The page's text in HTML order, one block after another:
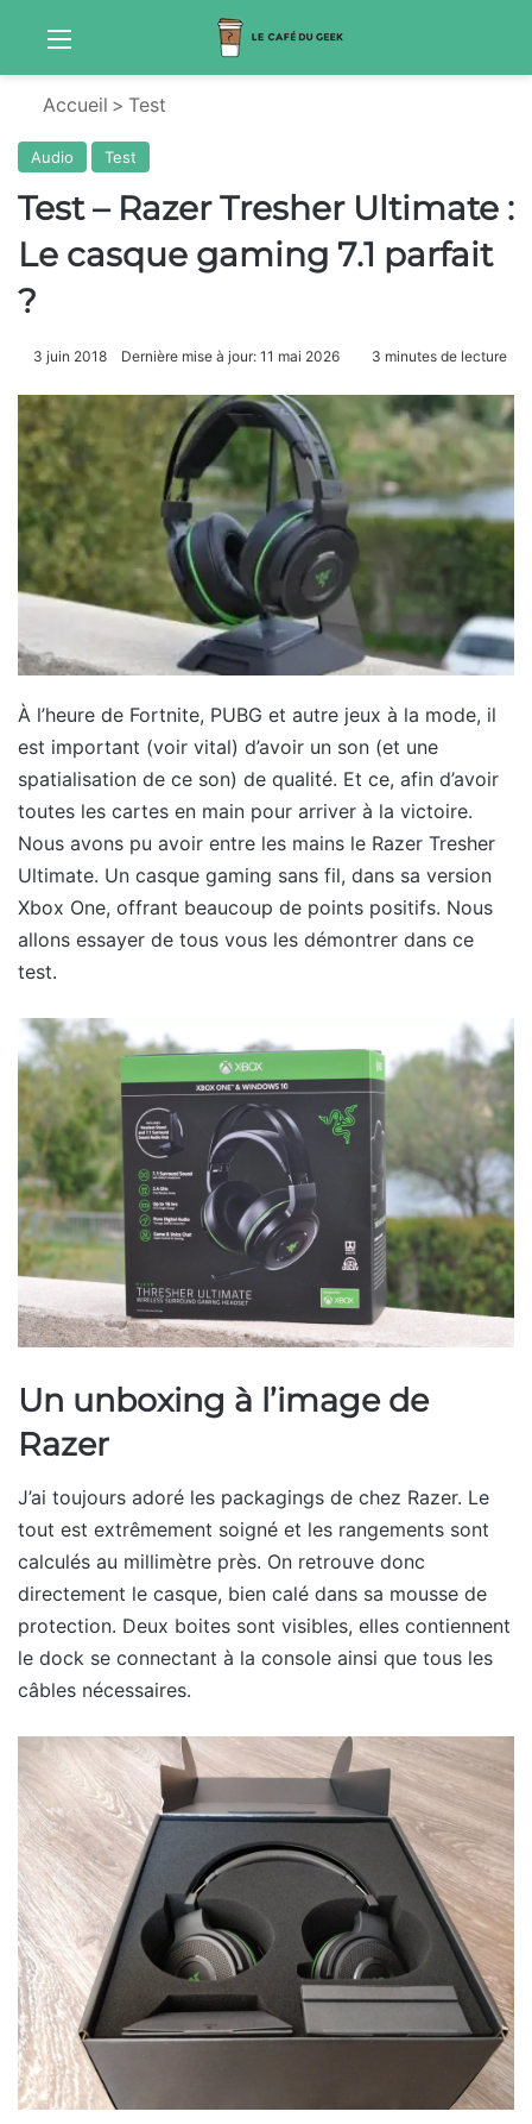
Menu
Accueil > Test
Audio Test
Test – Razer Tresher Ultimate :
Le casque gaming 7.1 parfait
?
3 juin 2018 Dernière mise à jour: 11 mai 2026 3 minutes de lecture
À l’heure de Fortnite, PUBG et autre jeux à la mode, il
est important (voir vital) d’avoir un son (et une
spatialisation de ce son) de qualité. Et ce, afin d’avoir
toutes les cartes en main pour arriver à la victoire.
Nous avons pu avoir entre les mains le Razer Tresher
Ultimate. Un casque gaming sans fil, dans sa version
Xbox One, offrant beaucoup de points positifs. Nous
allons essayer de tous vous les démontrer dans ce
test.
Un unboxing à l’image de
Razer
J’ai toujours adoré les packagings de chez Razer. Le
tout est extrêmement soigné et les rangements sont
calculés au millimètre près. On retrouve donc
directement le casque, bien calé dans sa mousse de
protection. Deux boites sont visibles, elles contiennent
le dock se connectant à la console ainsi que tous les
câbles nécessaires.